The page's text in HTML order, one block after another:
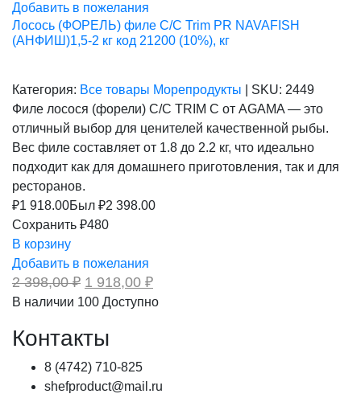
Добавить в пожелания
Лосось (ФОРЕЛЬ) филе С/С Trim PR NAVAFISH
(АНФИШ)1,5-2 кг код 21200 (10%), кг
Категория: Все товары Морепродукты SKU: 2449
Филе лосося (форели) С/С TRIM С от AGAMA — это
отличный выбор для ценителей качественной рыбы.
Вес филе составляет от 1.8 до 2.2 кг, что идеально
подходит как для домашнего приготовления, так и для
ресторанов.
₽1 918.00Был ₽2 398.00
Сохранить ₽480
В корзину
Добавить в пожелания
2 398,00₽ Первоначальная
цена
составляла
398,00 ₽.
1 918,00 ₽Текущая
1
В наличии 100 Доступно
Контакты
8 (4742) 710-825
shefproduct@mail.ru